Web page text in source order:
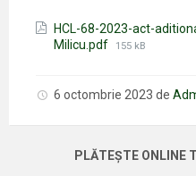
HCL-68-2023-act-
Milicu.pdf Mărimea
155 kB
6 octombrie 2023 de
PLĂTEȘTE ONLINE